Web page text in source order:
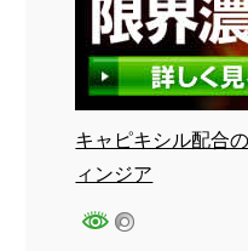
キャピキシル配合
ィンジア